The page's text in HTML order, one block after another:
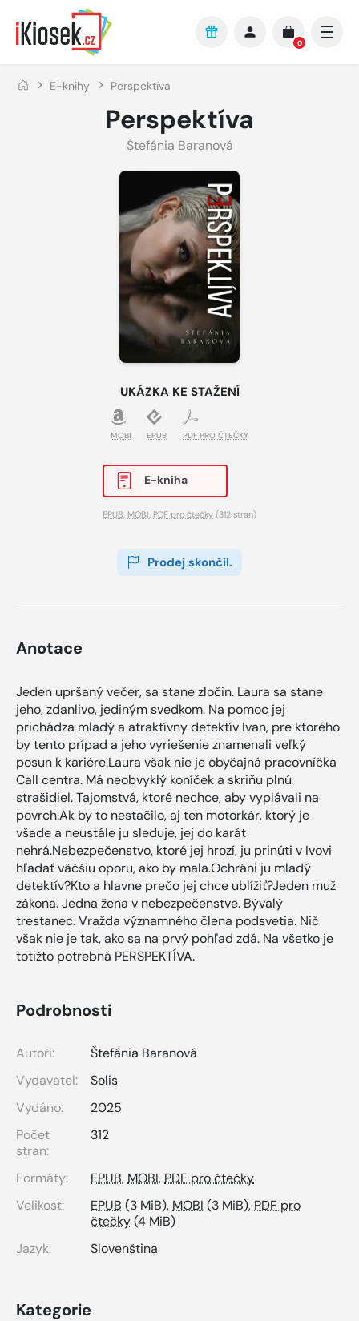
Přejít na hlavní obsah
0
E-knihy Perspektíva
Perspektíva
Štefánia Baranová
UKÁZKA KE STAŽENÍ
MOBI EPUB PDF PRO ČTEČKY
E-kniha
EPUB MOBI PDF pro čtečky (312 stran)
Prodej skončil.
Anotace
Jeden upršaný večer, sa stane zločin. Laura sa stane
jeho, zdanlivo, jediným svedkom. Na pomoc jej
prichádza mladý a atraktívny detektív Ivan, pre ktorého
by tento prípad a jeho vyriešenie znamenali veľký
posun k kariére.Laura však nie je obyčajná pracovníčka
Call centra. Má neobvyklý koníček a skriňu plnú
strašidiel. Tajomstvá, ktoré nechce, aby vyplávali na
povrch.Ak by to nestačilo, aj ten motorkár, ktorý je
všade a neustále ju sleduje, jej do karát
nehrá.Nebezpečenstvo, ktoré jej hrozí, ju prinúti v Ivovi
hľadať väčšiu oporu, ako by mala.Ochráni ju mladý
detektív?Kto a hlavne prečo jej chce ublížiť?Jeden muž
zákona. Jedna žena v nebezpečenstve. Bývalý
trestanec. Vražda významného člena podsvetia. Nič
však nie je tak, ako sa na prvý pohľad zdá. Na všetko je
totižto potrebná PERSPEKTÍVA.
Podrobnosti
Autoři:
Štefánia Baranová
Vydavatel:
Solis
Vydáno:
2025
Počet
stran:
312
Formáty: EPUB, MOBI, PDF pro čtečky
Velikost:
EPUB (3 MiB), MOBI (3 MiB), PDF pro
čtečky(4 MiB)
Jazyk:
Slovenština
Kategorie